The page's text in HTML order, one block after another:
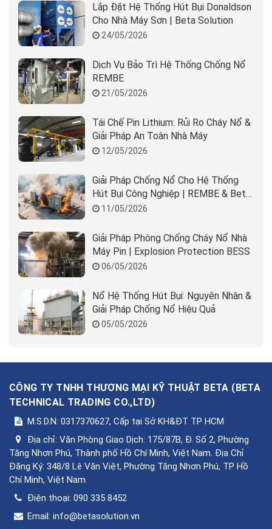
Lắp Đặt Hệ Thống Hút Bụi Donaldson
Cho Nhà Máy Sơn | Beta Solution
24/05/2026
Dịch Vụ Bảo Trì Hệ Thống Chống Nổ
REMBE
21/05/2026
Tái Chế Pin Lithium: Rủi Ro Cháy Nổ &
Giải Pháp An Toàn Nhà Máy
12/05/2026
Giải Pháp Chống Nổ Cho Hệ Thống
Hút Bụi Công Nghiệp | REMBE & Beta
Solution
11/05/2026
Giải Pháp Phòng Chống Cháy Nổ Nhà
Máy Pin | Explosion Protection BESS
06/05/2026
Nổ Hệ Thống Hút Bụi: Nguyên Nhân &
Giải Pháp Chống Nổ Hiệu Quả
05/05/2026
CÔNG TY TNHH THƯƠNG MẠI KỸ THUẬT BETA (BETA
TECHNICAL TRADING CO.,LTD)
M.S.D.N: 0317370627, Cấp tại Sở KH&ĐT TP HCM
Địa chỉ: Văn Phòng Giao Dịch: 175/87B, Đ. Số 2, Phường
Tăng Nhơn Phú, Thành phố Hồ Chí Minh, Việt Nam. Địa Chỉ
Đăng Ký: 348/8 Lê Văn Việt, Phường Tăng Nhơn Phú, TP Hồ
Chí Minh, Việt Nam
Điện thoại: 090 335 8452
Email: info@betasolution.vn